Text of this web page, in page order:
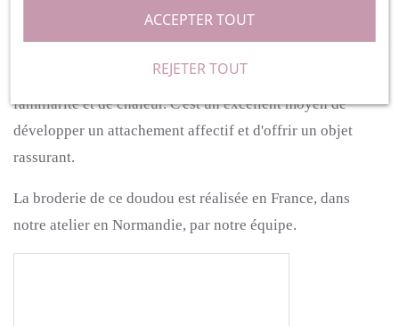
REJETER TOUT
ACCEPTER TOUT
unique entre lui et son doudou, apportant un sentiment de
familiarité et de chaleur. C'est un excellent moyen de
développer un attachement affectif et d'offrir un objet
rassurant.
La broderie de ce doudou est réalisée en France, dans
notre atelier en Normandie, par notre équipe.